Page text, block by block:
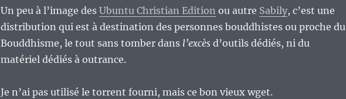
Un peu à l’image des Ubuntu Christian Edition ou autre Sabily, c’est une
distribution qui est à destination des personnes bouddhistes ou proche du
Bouddhisme, le tout sans tomber dans l’excèsd’outils dédiés, ni du
matériel dédiés à outrance.
Je n’ai pas utilisé le torrent fourni, mais ce bon vieux wget.